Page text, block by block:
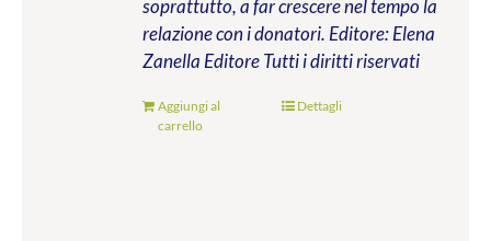
soprattutto, a far crescere nel tempo la
relazione con i donatori. Editore: Elena
Zanella EditoreTutti i diritti riservati
Aggiungi al
carrello
Dettagli